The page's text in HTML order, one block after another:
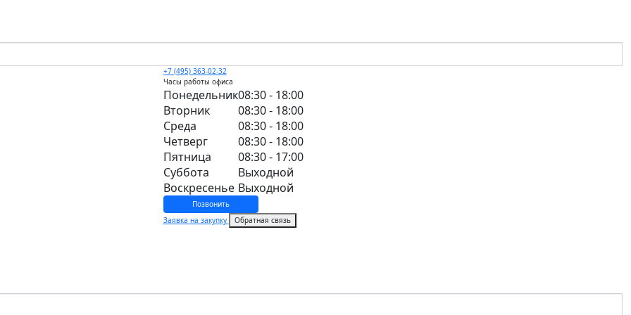
+7 (495) 363-02-32
Часы работы офиса
Понедельник08:30 - 18:00
Вторник
08:30 - 18:00
Среда
08:30 - 18:00
Четверг
08:30 - 18:00
Пятница
08:30 - 17:00
Суббота
Выходной
Воскресенье Выходной
Позвонить
Заявка на закупку
Обратная связь